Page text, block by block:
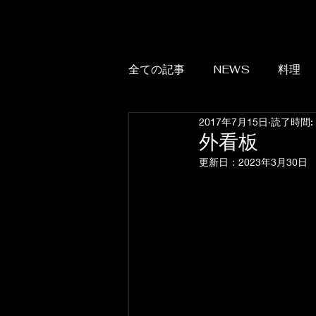
全ての記事 NEWS 料理
外看板
2017年7月15日 読了時間:
更新日： 2023年3月30日